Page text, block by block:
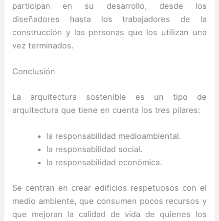
participan en su desarrollo, desde los
diseñadores hasta los trabajadores de la
construcción y las personas que los utilizan una
vez terminados.
Conclusión
La arquitectura sostenible es un tipo de
arquitectura que tiene en cuenta los tres pilares:
la responsabilidad medioambiental.
la responsabilidad social.
la responsabilidad económica.
Se centran en crear edificios respetuosos con el
medio ambiente, que consumen pocos recursos y
que mejoran la calidad de vida de quienes los